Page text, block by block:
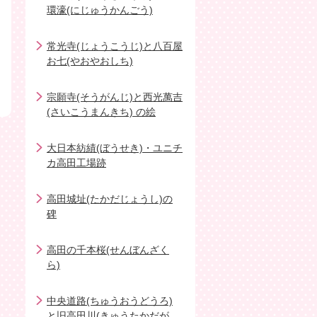
環濠(にじゅうかんごう)
常光寺(じょうこうじ)と八百屋
お七(やおやおしち)
宗願寺(そうがんじ)と西光萬吉
(さいこうまんきち) の絵
大日本紡績(ぼうせき)・ユニチ
カ高田工場跡
高田城址(たかだじょうし)の
碑
高田の千本桜(せんぼんざく
ら)
中央道路(ちゅうおうどうろ)